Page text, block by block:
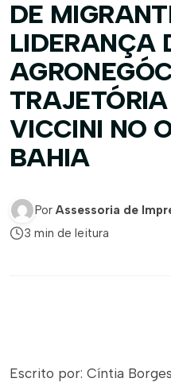
DE
LIDERANÇA
VICCINI NO
BAHIA
Por Assessoria de
3 min de leitura
Escrito por: Cíntia Borges